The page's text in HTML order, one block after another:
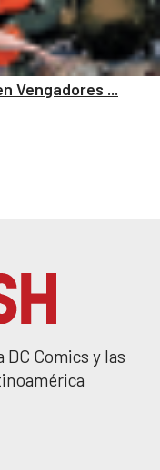
Vengadores ...
Comics y las